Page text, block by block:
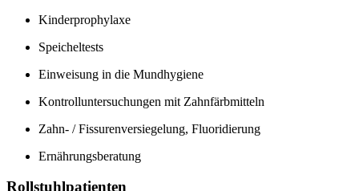
Kinderprophylaxe
Speicheltests
Einweisung in die Mundhygiene
Kontrolluntersuchungen mit Zahnfärbmitteln
Zahn- / Fissurenversiegelung, Fluoridierung
Ernährungsberatung
Rollstuhlpatienten